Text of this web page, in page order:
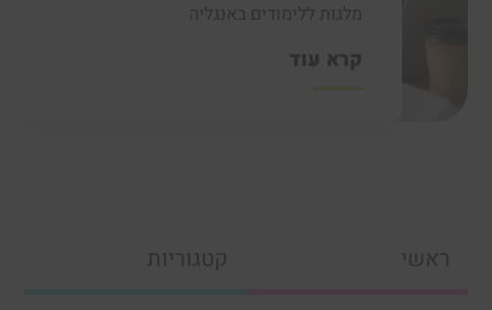
מלגות ללימודים באנגליה
קרא עוד
ראשי קטגוריות